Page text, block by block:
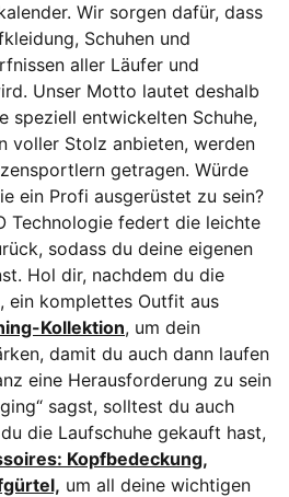
Wir sorgen dafür, dass
Schuhen und
aller Läufer und
Unser Motto lautet deshalb
speziell entwickelten Schuhe,
voller Stolz anbieten, werden
getragen. Würde
ein Profi ausgerüstet zu sein?
Technologie federt die leichte
sodass du deine eigenen
Hol dir, nachdem du die
ein komplettes Outfit aus
Kollektion, um dein
damit du auch dann laufen
eine Herausforderung zu sein
sagst, solltest du auch
du die Laufschuhe gekauft hast,
Kopfbedeckung,
um all deine wichtigen